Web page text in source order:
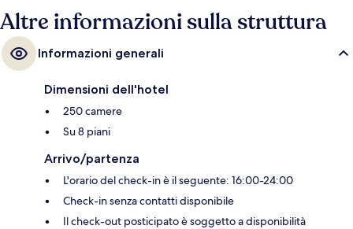
lodano il personale gentile e la posizione invidiabile.
Altre informazioni sulla struttura
Informazioni generali
Dimensioni dell'hotel
250 camere
Su 8 piani
Arrivo/partenza
L'orario del check-in è il seguente: 16:00-24:00
Check-in senza contatti disponibile
Il check-out posticipato è soggetto a disponibilità